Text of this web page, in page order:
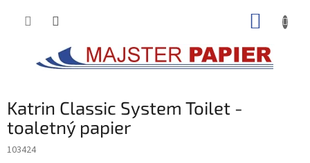
Katrin Classic System Toilet -
toaletný papier
103424